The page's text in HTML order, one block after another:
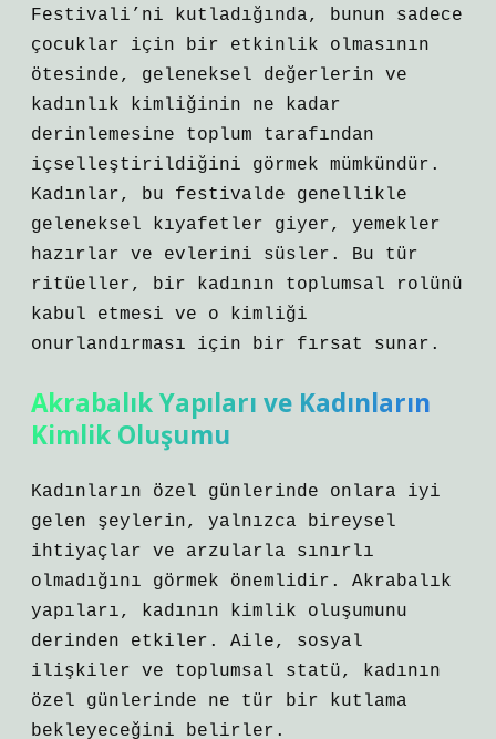
Festivali’ni kutladığında, bunun sadece
çocuklar için bir etkinlik olmasının
ötesinde, geleneksel değerlerin ve
kadınlık kimliğinin ne kadar
derinlemesine toplum tarafından
içselleştirildiğini görmek mümkündür.
Kadınlar, bu festivalde genellikle
geleneksel kıyafetler giyer, yemekler
hazırlar ve evlerini süsler. Bu tür
ritüeller, bir kadının toplumsal rolünü
kabul etmesi ve o kimliği
onurlandırması için bir fırsat sunar.
Akrabalık Yapıları ve Kadınların
Kimlik Oluşumu
Kadınların özel günlerinde onlara iyi
gelen şeylerin, yalnızca bireysel
ihtiyaçlar ve arzularla sınırlı
olmadığını görmek önemlidir. Akrabalık
yapıları, kadının kimlik oluşumunu
derinden etkiler. Aile, sosyal
ilişkiler ve toplumsal statü, kadının
özel günlerinde ne tür bir kutlama
bekleyeceğini belirler.